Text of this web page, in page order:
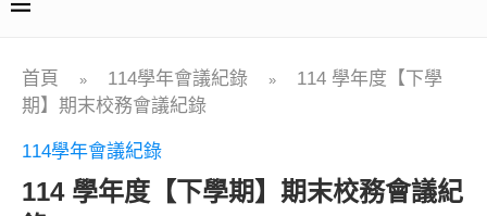
首頁 » 114學年會議紀錄 »
114 學年度【下學
期】期末校務會議紀錄
114學年會議紀錄
114 學年度【下學期】期末校務會議紀